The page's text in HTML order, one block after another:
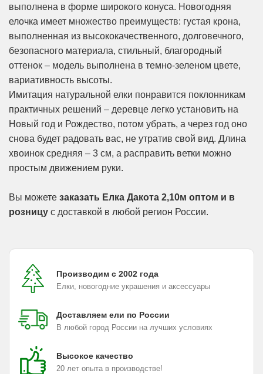
выполнена в форме широкого конуса. Новогодняя
елочка имеет множество преимуществ: густая крона,
выполненная из высококачественного, долговечного,
безопасного материала, стильный, благородный
оттенок – модель выполнена в темно-зеленом цвете,
вариативность высоты.
Имитация натуральной елки понравится поклонникам
практичных решений – деревце легко установить на
Новый год и Рождество, потом убрать, а через год оно
снова будет радовать вас, не утратив свой вид. Длина
хвоинок средняя – 3 см, а расправить ветки можно
простым движением руки.
Вы можете заказать Елка Дакота 2,10м оптом и в
розницу с доставкой в любой регион России.
Производим с 2002 года
Елки, новогодние украшения и аксессуары
Доставляем ели по России
В любой город России на лучших условиях
Высокое качество
20 лет опыта в производстве!